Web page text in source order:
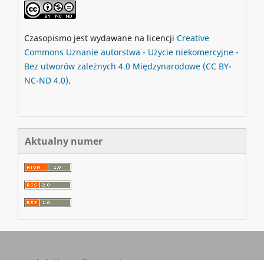
Czasopismo jest wydawane na licencji Creative
Commons Uznanie autorstwa - Użycie niekomercyjne -
Bez utworów zależnych 4.0 Międzynarodowe (CC BY-
NC-ND 4.0).
Aktualny numer